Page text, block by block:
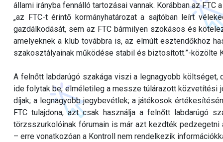
állami irányba fennálló tartozásai vannak. Korábban az FTC
„az FTC-t érintő kormányhatározat a sajtóban leírt
gazdálkodását, sem az FTC bármilyen szokásos és
amelyeknek a klub továbbra is, az elmúlt esztendőkhöz
szakosztályainak működése stabil és biztosított.”-közölte
A felnőtt labdarúgó szakága viszi a legnagyobb költséget,
ide folytak be, elméletileg a messze túlárazott közvetítési
díjak; a legnagyobb jegybevétlek; a játékosok
FTC tulajdona, azt csak használja a felnőtt labdarúgó
törzsszurkolóinak fórumain is már azt kezdték
– erre vonatkozóan a Kontroll nem rendelkezik